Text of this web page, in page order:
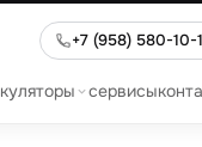
+7 (958) 580-10-
сервисы